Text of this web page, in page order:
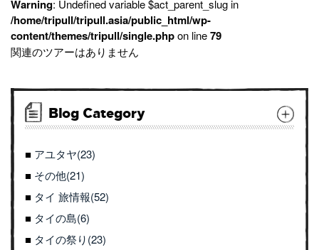
Warning: Undefined variable $act_parent_slug in
/home/tripull/tripull.asia/public_html/wp-
content/themes/tripull/single.phpon line79
関連のツアーはありません
Blog Category
アユタヤ(23)
その他(21)
タイ 旅情報(52)
タイの島(6)
タイの祭り(23)